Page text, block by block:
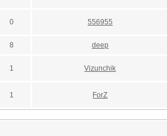
0 556955
8 deep
1 Vizunchik
1 ForZ